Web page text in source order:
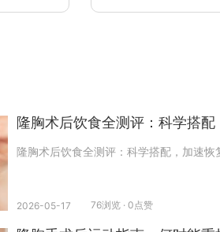
隆胸术后饮食全测评：科学搭配
隆胸术后饮食全测评：科学搭配，加速恢
2026-05-17 76浏览 · 0点赞